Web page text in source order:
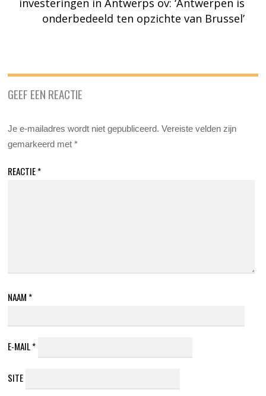
investeringen in Antwerps ov: ‘Antwerpen is
onderbedeeld ten opzichte van Brussel’
GEEF EEN REACTIE
Je e-mailadres wordt niet gepubliceerd. Vereiste velden zijn
gemarkeerd met*
REACTIE*
NAAM *
E-MAIL*
SITE